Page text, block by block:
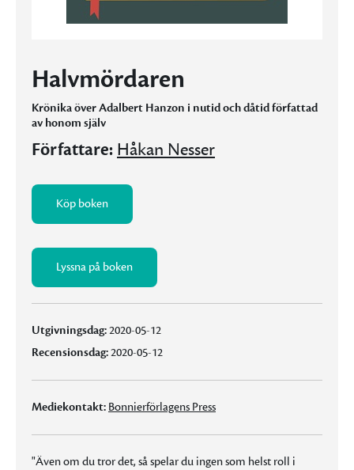
Halvmördaren
Krönika över Adalbert Hanzon i nutid och dåtid författad
av honom själv
Författare: Håkan Nesser
Köp boken
Lyssna på boken
Utgivningsdag:2020-05-12
Recensionsdag:2020-05-12
Mediekontakt: Bonnierförlagens Press
"Även om du tror det, så spelar du ingen som helst roll i